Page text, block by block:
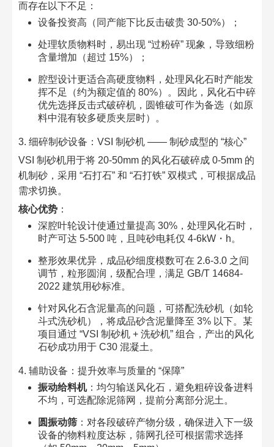
而存在以下不足：​
设备投资高（同产能下比反击破贵 30-50%）；​
处理软质物料时，易出现 “过粉碎” 现象，导致细粉
含量增加（超过 15%）；​
腔型设计更适合高硬度物料，处理风化石时产能发
挥不足（约为额定值的 80%）。因此，风化石中碎
优先选择反击式破碎机，圆锥破可作为备选（如原
料中混有较多硬质夹层时）。​
3. 细碎制砂设备：VSI 制砂机 —— 制砂成型的 “核心”​
VSI 制砂机用于将 20-50mm 的风化石破碎成 0-5mm 的
机制砂，采用 “石打石” 和 “石打铁” 双模式，可根据成品
需求切换。​
核心优势：​
深腔叶轮设计使通过量提高 30%，处理风化石时，
时产可达 5-500 吨，且吨砂电耗仅 4-6kW・h。​
整形效果优异，成品砂细度模数可在 2.6-3.0 之间
调节，粒形圆润，级配合理，满足 GB/T 14684-
2022 建筑用砂标准。​
针对风化石含泥量高的问题，可搭配洗砂机（如轮
斗式洗砂机），将成品砂含泥量降至 3% 以下。某
项目通过 “VSI 制砂机 + 洗砂机” 组合，产出的风化
石砂成功用于 C30 混凝土。​
4. 辅助设备：提升效率与质量的 “保障”​
振动给料机：均匀输送风化石，避免粗碎设备进料
不均，可选配除泥筛网，提前分离部分泥土。​
圆振动筛：对各段破碎产物分级，确保进入下一级
设备的物料粒度达标，筛网孔径可根据需求选择